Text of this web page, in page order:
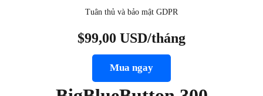
Tuân thủ và bảo mật GDPR
$99,00 USD/tháng
Mua ngay